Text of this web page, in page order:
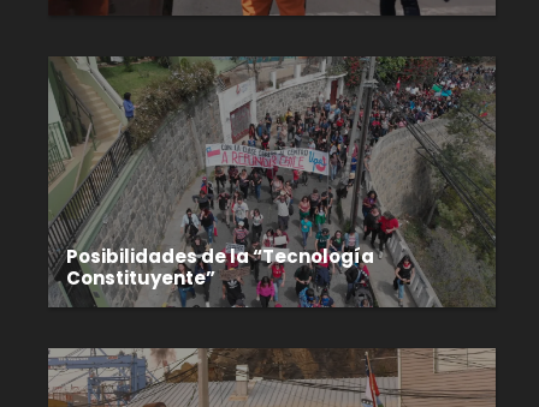
Posibilidades de la “Tecnología
Constituyente”